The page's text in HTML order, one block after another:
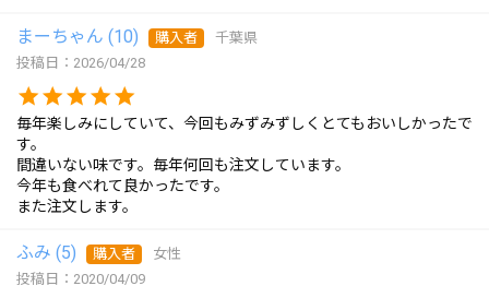
まーちゃん 10 購入者
千葉県
投稿日
2026/04/28
毎年楽しみにしていて、今回もみずみずしくとてもおいしかったで
す。
間違いない味です。毎年何回も注文しています。
今年も食べれて良かったです。
ふみ 5 購入者
女性
投稿日
2020/04/09